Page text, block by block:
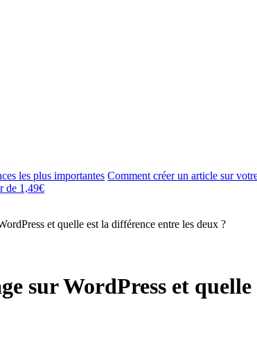
les plus importantes Comment créer un article sur
de 1,49€
et quelle est la différence entre les deux ?
sur WordPress et